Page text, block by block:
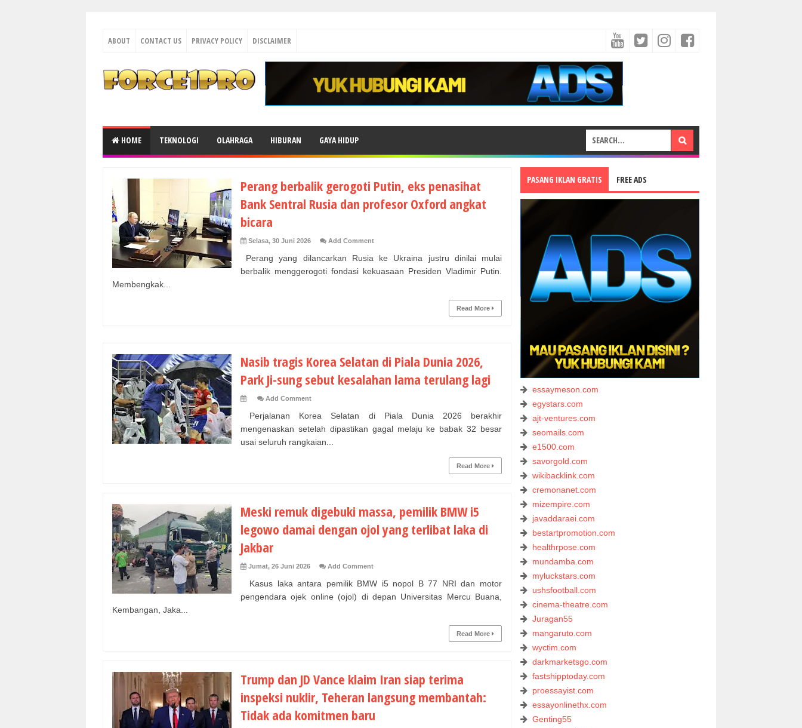
ABOUT CONTACT US PRIVACY POLICY DISCLAIMER
HOME TEKNOLOGI OLAHRAGA HIBURAN GAYA HIDUP
Perang berbalik gerogoti Putin, eks penasihat
Bank Sentral Rusia dan profesor Oxford angkat
bicara
Selasa, 30 Juni 2026 Add Comment
Perang yang dilancarkan Rusia ke Ukraina justru dinilai mulai
berbalik menggerogoti fondasi kekuasaan Presiden Vladimir Putin.
Membengkak...
Read More
Nasib tragis Korea Selatan di Piala Dunia 2026,
Park Ji-sung sebut kesalahan lama terulang lagi
Add Comment
Perjalanan Korea Selatan di Piala Dunia 2026 berakhir
mengenaskan setelah dipastikan gagal melaju ke babak 32 besar
usai seluruh rangkaian...
Read More
Meski remuk digebuki massa, pemilik BMW i5
legowo damai dengan ojol yang terlibat laka di
Jakbar
Jumat, 26 Juni 2026 Add Comment
Kasus laka antara pemilik BMW i5 nopol B 77 NRI dan motor
pengendara ojek online (ojol) di depan Universitas Mercu Buana,
Kembangan, Jaka...
Read More
Trump dan JD Vance klaim Iran siap terima
inspeksi nuklir, Teheran langsung membantah:
Tidak ada komitmen baru
PASANG IKLAN GRATIS FREE ADS
essaymeson.com
egystars.com
ajt-ventures.com
seomails.com
e1500.com
savorgold.com
wikibacklink.com
cremonanet.com
mizempire.com
javaddaraei.com
bestartpromotion.com
healthrpose.com
mundamba.com
myluckstars.com
ushsfootball.com
cinema-theatre.com
Juragan55
mangaruto.com
wyctim.com
darkmarketsgo.com
fastshipptoday.com
proessayist.com
essayonlinethx.com
Genting55